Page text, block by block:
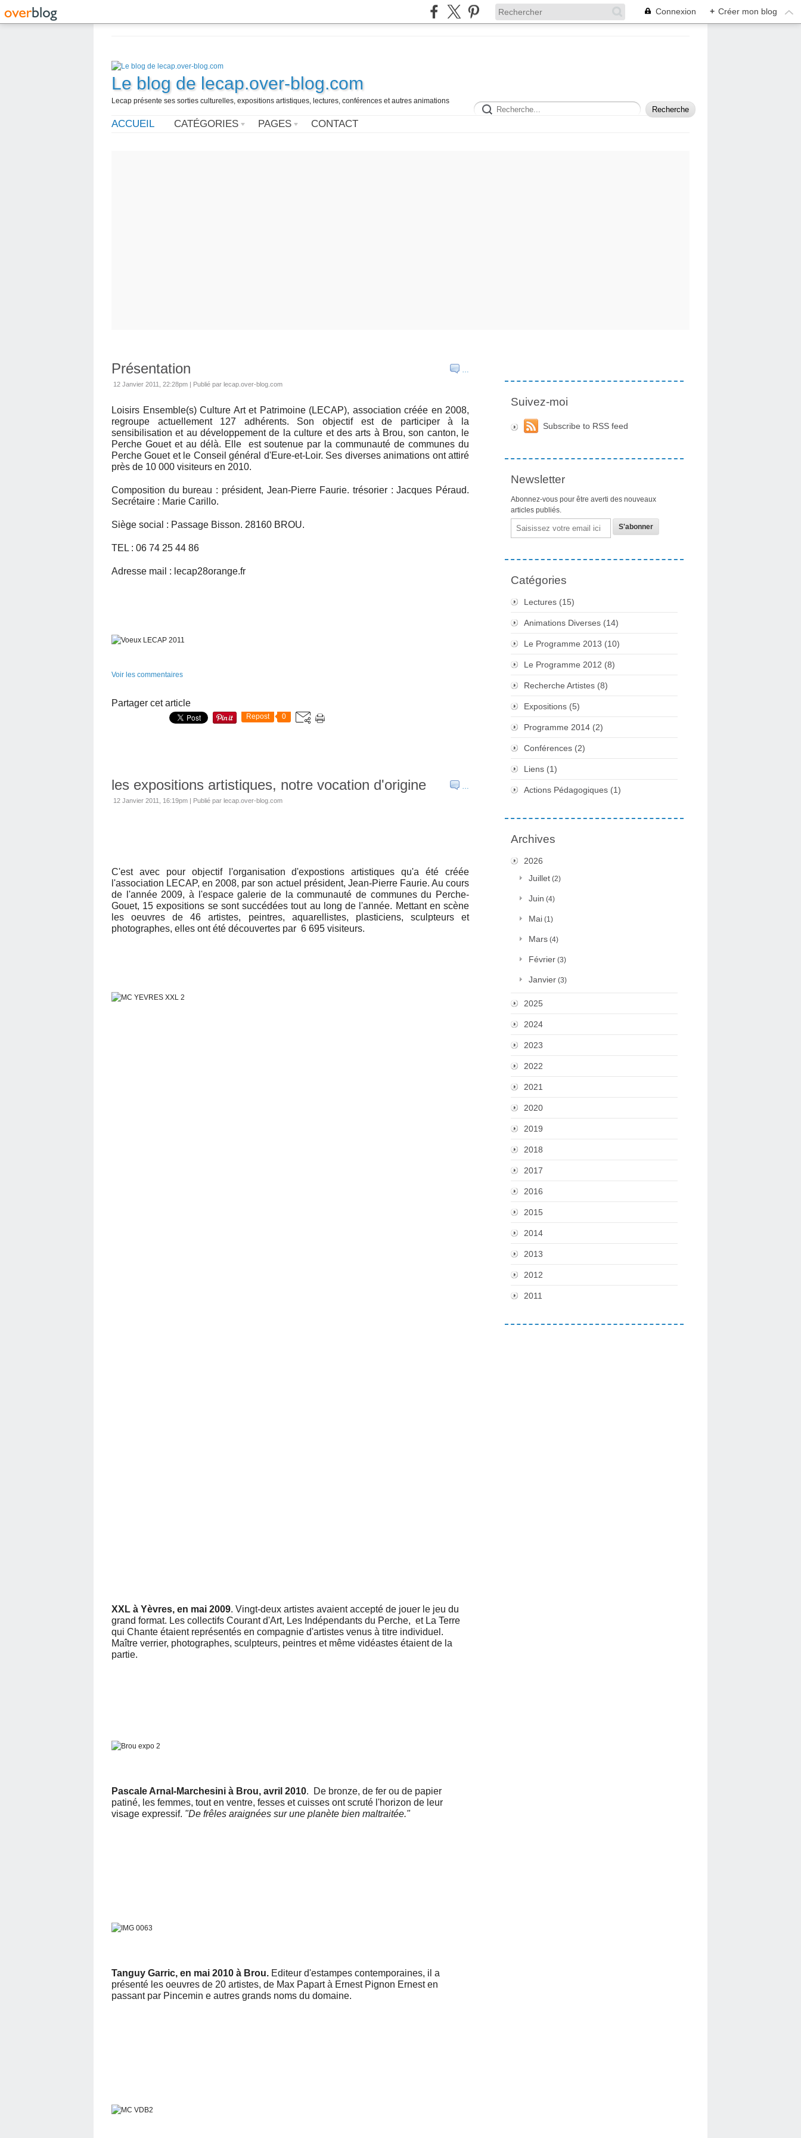
Connexion + Créer mon blog
Le blog de lecap.over-blog.com
Lecap présente ses sorties culturelles, expositions artistiques, lectures, conférences et autres animations
ACCUEIL CATÉGORIES PAGES CONTACT
…
Présentation
12 Janvier 2011, 22:28pm | Publié par lecap.over-blog.com
Loisirs Ensemble(s) Culture Art et Patrimoine (LECAP), association créée en 2008,
regroupe actuellement 127 adhérents. Son objectif est de participer à la
sensibilisation et au développement de la culture et des arts à Brou, son canton, le
Perche Gouet et au délà. Elle est soutenue par la communauté de communes du
Perche Gouet et le Conseil général d'Eure-et-Loir. Ses diverses animations ont attiré
près de 10 000 visiteurs en 2010.
Composition du bureau : président, Jean-Pierre Faurie. trésorier : Jacques Péraud.
Secrétaire : Marie Carillo.
Siège social : Passage Bisson. 28160 BROU.
TEL : 06 74 25 44 86
Adresse mail : lecap28orange.fr
Voir les commentaires
Partager cet article
Repost 0
…
les expositions artistiques, notre vocation d'origine
12 Janvier 2011, 16:19pm | Publié par lecap.over-blog.com
C'est avec pour objectif l'organisation d'expostions artistiques qu'a été créée
l'association LECAP, en 2008, par son actuel président, Jean-Pierre Faurie. Au cours
de l'année 2009, à l'espace galerie de la communauté de communes du Perche-
Gouet, 15 expositions se sont succédées tout au long de l'année. Mettant en scène
les oeuvres de 46 artistes, peintres, aquarellistes, plasticiens, sculpteurs et
photographes, elles ont été découvertes par 6 695 visiteurs.
XXL à Yèvres, en mai 2009. Vingt-deux artistes avaient accepté de jouer le jeu du
grand format. Les collectifs Courant d'Art, Les Indépendants du Perche, et La Terre
qui Chante étaient représentés en compagnie d'artistes venus à titre individuel.
Maître verrier, photographes, sculpteurs, peintres et même vidéastes étaient de la
partie.
Pascale Arnal-Marchesini à Brou, avril 2010. De bronze, de fer ou de papier
patiné, les femmes, tout en ventre, fesses et cuisses ont scruté l'horizon de leur
visage expressif. "De frêles araignées sur une planète bien maltraitée."
Tanguy Garric, en mai 2010 à Brou. Editeur d'estampes contemporaines, il a
présenté les oeuvres de 20 artistes, de Max Papart à Ernest Pignon Ernest en
passant par Pincemin e autres grands noms du domaine.
Suivez-moi
Subscribe to RSS feed
Newsletter
Abonnez-vous pour être averti des nouveaux
articles publiés.
Email
Catégories
Lectures (15)
Animations Diverses (14)
Le Programme 2013 (10)
Le Programme 2012 (8)
Recherche Artistes (8)
Expositions (5)
Programme 2014 (2)
Conférences (2)
Liens (1)
Actions Pédagogiques (1)
Archives
2026
Juillet (2)
Juin (4)
Mai (1)
Mars (4)
Février (3)
Janvier (3)
2025
2024
2023
2022
2021
2020
2019
2018
2017
2016
2015
2014
2013
2012
2011